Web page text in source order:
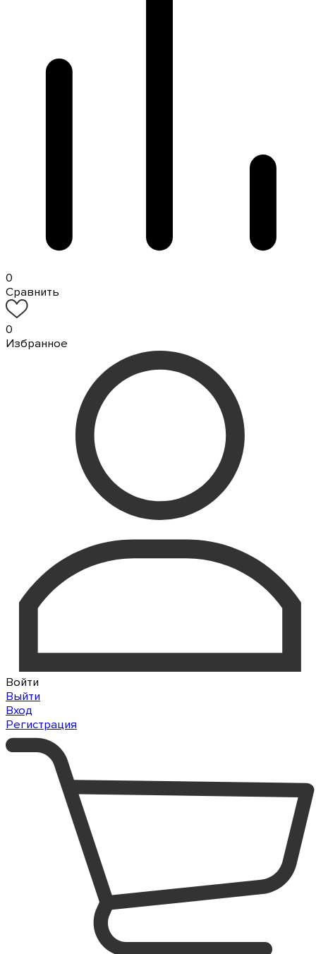
0
Сравнить
0
Избранное
Войти
Выйти
Вход
Регистрация